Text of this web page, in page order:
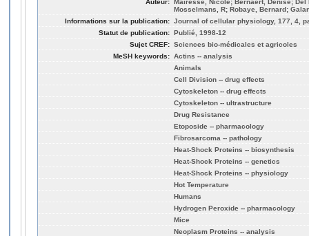
Mosselmans, R; Robaye, Bernard;
Informations sur la publication: Journal of cellular physiology, 177, 4,
Statut de publication: Publié, 1998-12
Sujet CREF: Sciences bio-médicales et agricoles
MeSH keywords: Actins -- analysis
Animals
Cell Division -- drug effects
Cytoskeleton -- drug effects
Cytoskeleton -- ultrastructure
Drug Resistance
Etoposide -- pharmacology
Fibrosarcoma -- pathology
Heat-Shock Proteins -- biosynthesis
Heat-Shock Proteins -- genetics
Heat-Shock Proteins -- physiology
Hot Temperature
Humans
Hydrogen Peroxide -- pharmacology
Mice
Neoplasm Proteins -- analysis